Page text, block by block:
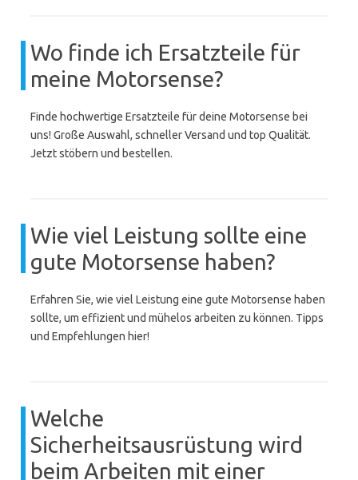
Wo finde ich Ersatzteile für
meine Motorsense?
Finde hochwertige Ersatzteile für deine Motorsense bei
uns! Große Auswahl, schneller Versand und top Qualität.
Jetzt stöbern und bestellen.
Wie viel Leistung sollte eine
gute Motorsense haben?
Erfahren Sie, wie viel Leistung eine gute Motorsense haben
sollte, um effizient und mühelos arbeiten zu können. Tipps
und Empfehlungen hier!
Welche
Sicherheitsausrüstung wird
beim Arbeiten mit einer